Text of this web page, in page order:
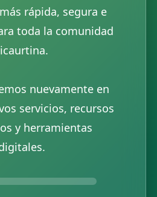
rápida, segura e
toda la comunidad
nuevamente en
servicios, recursos
y herramientas